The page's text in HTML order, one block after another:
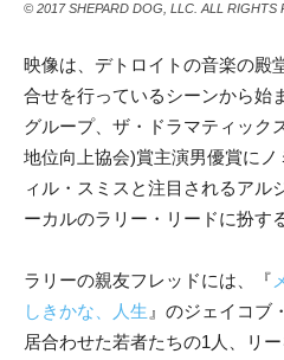
© 2017 SHEPARD DOG, LLC. ALL RIGHTS
映像は、デトロイトの音楽の殿
合せを行っているシーンから始
グループ、ザ・ドラマティック
地位向上協会)賞主演男優賞に
ィル・スミスと注目されるアル
ーカルのラリー・リードに扮する
ラリーの親友フレッドには、『
しきかな、人生 』のジェイコブ
居合わせた若者たちの1人、リ